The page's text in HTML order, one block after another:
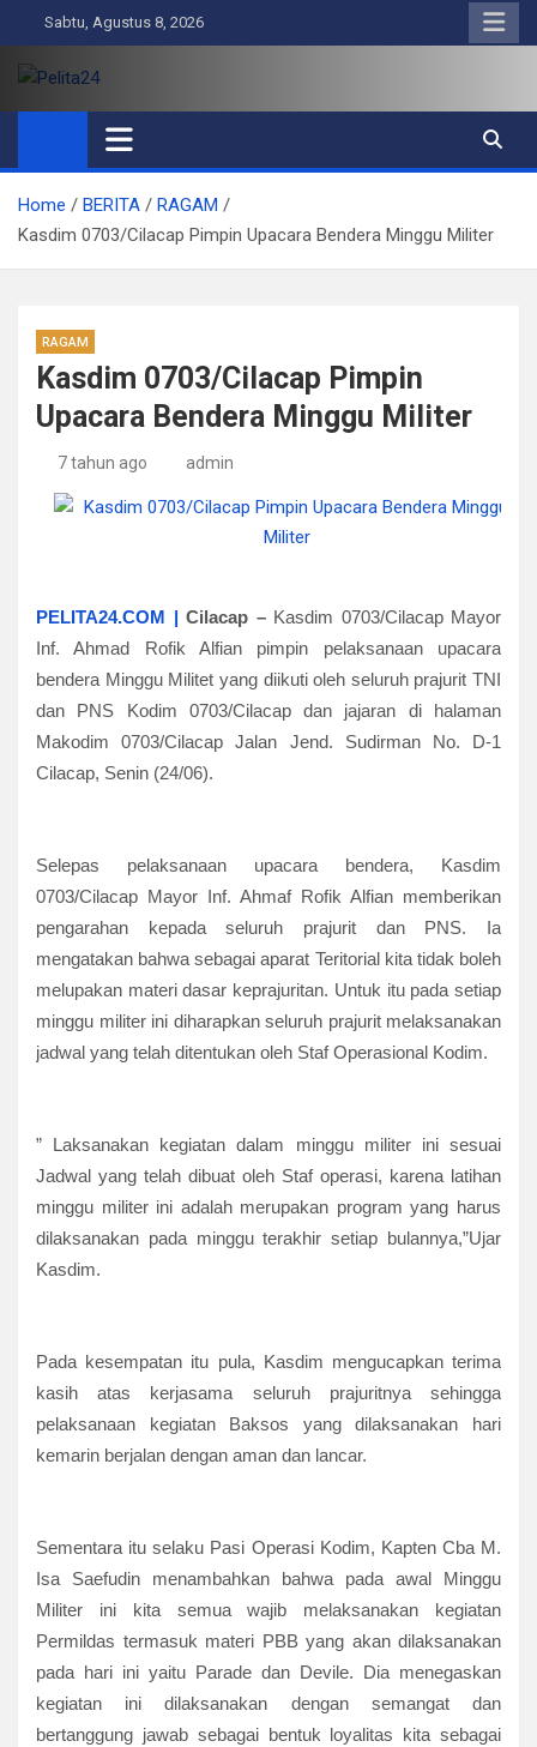
to
content
Sabtu, Agustus 8, 2026
Pelita24
Aktual, Mendalam dan Terpercaya
Home BERITA
RAGAM
Kasdim 0703/Cilacap Pimpin Upacara Bendera Minggu Militer
RAGAM
Kasdim 0703/Cilacap Pimpin
Upacara Bendera Minggu Militer
7 tahun ago admin
PELITA24.COM | Cilacap – Kasdim 0703/Cilacap Mayor
Inf. Ahmad Rofik Alfian pimpin pelaksanaan upacara
bendera Minggu Militet yang diikuti oleh seluruh prajurit TNI
dan PNS Kodim 0703/Cilacap dan jajaran di halaman
Makodim 0703/Cilacap Jalan Jend. Sudirman No. D-1
Cilacap, Senin (24/06).
Selepas pelaksanaan upacara bendera, Kasdim
0703/Cilacap Mayor Inf. Ahmaf Rofik Alfian memberikan
pengarahan kepada seluruh prajurit dan PNS. Ia
mengatakan bahwa sebagai aparat Teritorial kita tidak boleh
melupakan materi dasar keprajuritan. Untuk itu pada setiap
minggu militer ini diharapkan seluruh prajurit melaksanakan
jadwal yang telah ditentukan oleh Staf Operasional Kodim.
” Laksanakan kegiatan dalam minggu militer ini sesuai
Jadwal yang telah dibuat oleh Staf operasi, karena latihan
minggu militer ini adalah merupakan program yang harus
dilaksanakan pada minggu terakhir setiap bulannya,”Ujar
Kasdim.
Pada kesempatan itu pula, Kasdim mengucapkan terima
kasih atas kerjasama seluruh prajuritnya sehingga
pelaksanaan kegiatan Baksos yang dilaksanakan hari
kemarin berjalan dengan aman dan lancar.
Sementara itu selaku Pasi Operasi Kodim, Kapten Cba M.
Isa Saefudin menambahkan bahwa pada awal Minggu
Militer ini kita semua wajib melaksanakan kegiatan
Permildas termasuk materi PBB yang akan dilaksanakan
pada hari ini yaitu Parade dan Devile. Dia menegaskan
kegiatan ini dilaksanakan dengan semangat dan
bertanggung jawab sebagai bentuk loyalitas kita sebagai